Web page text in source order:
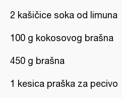
2 kašičice soka od limuna
100 g kokosovog brašna
450 g brašna
1 kesica praška za pecivo